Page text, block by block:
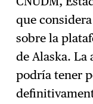
que
sobre la
de Alaska.
podría tener